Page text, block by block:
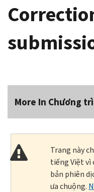
More In Chương
Trang này
tiếng Việt vì
bản phiên
ưa chuộng.